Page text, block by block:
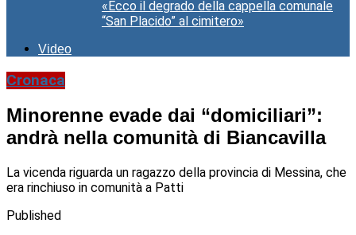
«Ecco il degrado della cappella comunale
“San Placido” al cimitero»
Video
Cronaca
Minorenne evade dai “domiciliari”:
andrà nella comunità di Biancavilla
La vicenda riguarda un ragazzo della provincia di Messina, che
era rinchiuso in comunità a Patti
Published